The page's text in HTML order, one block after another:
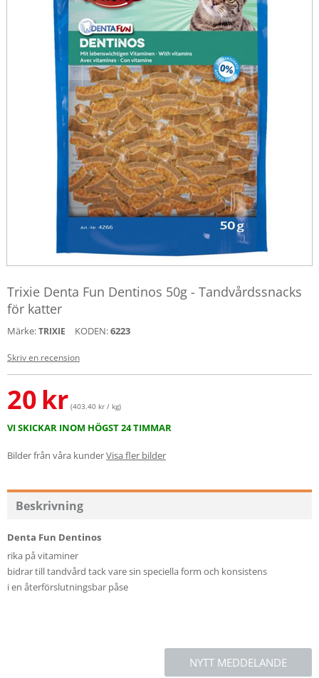
Trixie Denta Fun Dentinos 50g - Tandvårdssnacks
för katter
Märke:TRIXIE KODEN:6223
Skriv en recension
20kr (403.40 kr / kg)
VI SKICKAR INOM HÖGST 24 TIMMAR
Bilder från våra kunderVisa fler bilder
Beskrivning
Denta Fun Dentinos
rika på vitaminer
bidrar till tandvård tack vare sin speciella form och konsistens
i en återförslutningsbar påse
NYTT MEDDELANDE